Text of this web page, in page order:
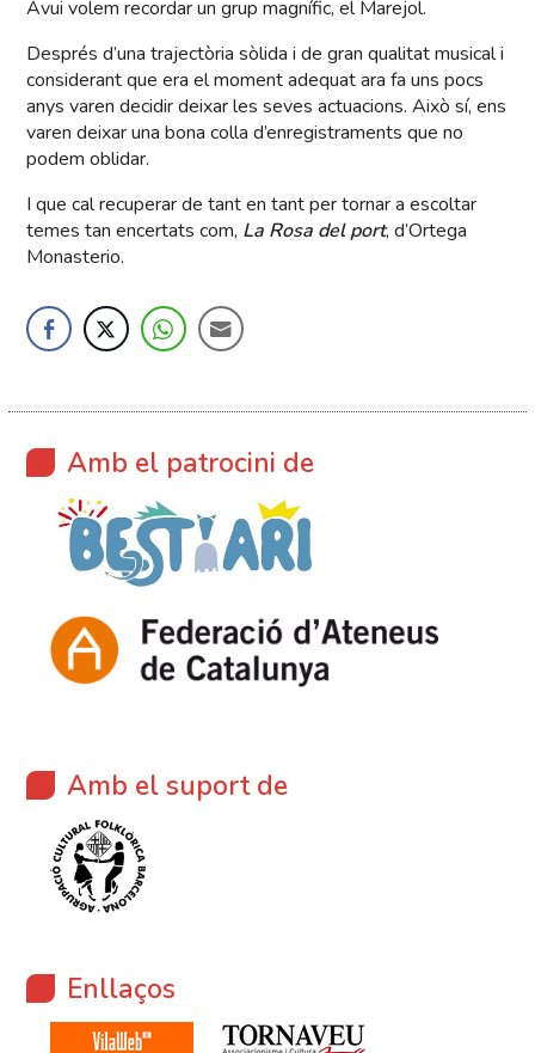
Avui volem recordar un grup magnífic, el Marejol.
Després d’una trajectòria sòlida i de gran qualitat musical i
considerant que era el moment adequat ara fa uns pocs
anys varen decidir deixar les seves actuacions. Això sí, ens
varen deixar una bona colla d’enregistraments que no
podem oblidar.
I que cal recuperar de tant en tant per tornar a escoltar
temes tan encertats com, La Rosa del port, d’Ortega
Monasterio.
Amb el patrocini de
Amb el suport de
Enllaços